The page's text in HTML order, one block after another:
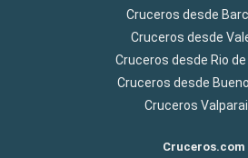
Cruceros desde
Cruceros desde
Cruceros desde Rio
Cruceros desde
Cruceros
Cruceros.com